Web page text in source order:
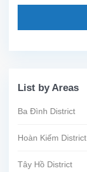
List by Areas
Ba Đình District
Hoàn Kiếm District
Tây Hồ District